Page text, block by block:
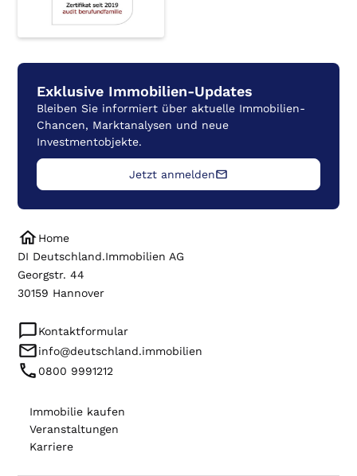
Home
DI Deutschland.Immobilien AG
Georgstr. 44
30159 Hannover
Kontaktformular
info@deutschland.immobilien
0800 9991212
Immobilie kaufen
Veranstaltungen
Karriere
Exklusive Immobilien-Updates
Bleiben Sie informiert über aktuelle Immobilien-
Chancen, Marktanalysen und neue
Investmentobjekte.
Jetzt anmelden